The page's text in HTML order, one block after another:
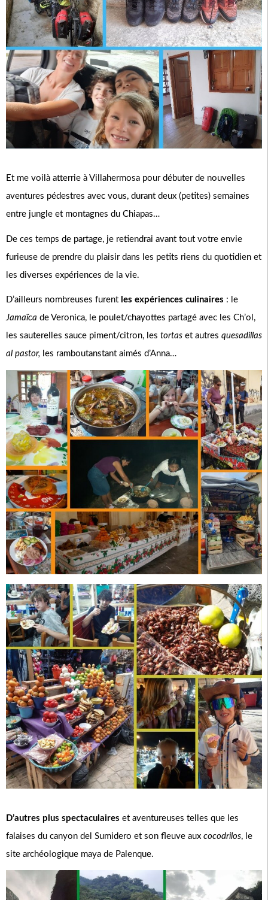
Et me voilà atterrie à Villahermosa pour débuter de nouvelles
aventures pédestres avec vous, durant deux (petites) semaines
entre jungle et montagnes du Chiapas…
De ces temps de partage, je retiendrai avant tout votre envie
furieuse de prendre du plaisir dans les petits riens du quotidien et
les diverses expériences de la vie.
D’ailleurs nombreuses furent les expériences culinaires : le
Jamaïca de Veronica, le poulet/chayottes partagé avec les Ch’ol,
les sauterelles sauce piment/citron, les tortaset autres quesadillas
al pastor, les ramboutanstant aimés d’Anna…
D’autres plus spectaculaires et aventureuses telles que les
falaises du canyon del Sumidero et son fleuve aux cocodrilos, le
site archéologique maya de Palenque.